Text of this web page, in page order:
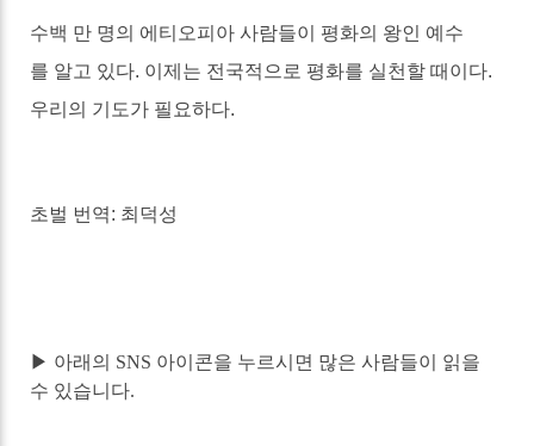
수백 만 명의 에티오피아 사람들이 평화의 왕인 예수
를 알고 있다. 이제는 전국적으로 평화를 실천할 때이다.
우리의 기도가 필요하다.
초벌 번역: 최덕성
▶ 아래의 SNS 아이콘을 누르시면 많은 사람들이 읽을
수 있습니다.